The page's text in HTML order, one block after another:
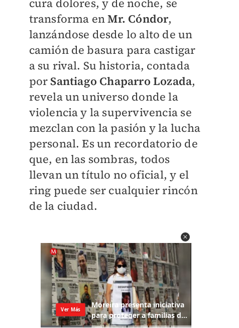
cura dolores, y de noche, se
transforma enMr. Cóndor,
lanzándose desde lo alto de un
camión de basura para castigar
a su rival. Su historia, contada
por Santiago Chaparro Lozada,
revela un universo donde la
violencia y la supervivencia se
mezclan con la pasión y la lucha
personal. Es un recordatorio de
que, en las sombras, todos
llevan un título no oficial, y el
ring puede ser cualquier rincón
de la ciudad.